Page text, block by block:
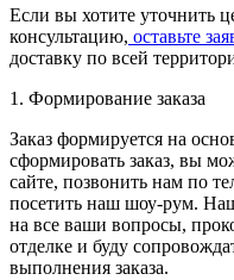
Если вы хотите уточнить
консультацию, оставьте
доставку по всей
1. Формирование заказа
Заказ формируется на
сформировать заказ, вы
сайте, позвонить нам по
посетить наш шоу-рум.
на все ваши вопросы,
отделке и буду
выполнения заказа.